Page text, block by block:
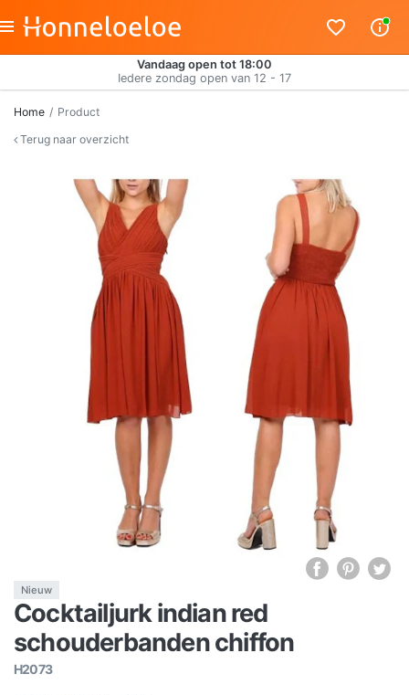
Vandaag open tot 18:00
Iedere zondag open van 12 - 17
Home
Product
Terug naar overzicht
Nieuw
Cocktailjurk indian red
schouderbanden chiffon
H2073